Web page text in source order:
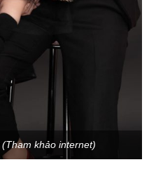
khảo internet)